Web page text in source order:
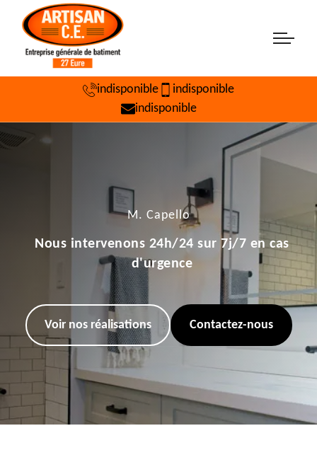
indisponible
indisponible
indisponible
M. Capello
Nous intervenons 24h/24 sur 7j/7 en cas
d'urgence
Voir nos réalisations Contactez-nous